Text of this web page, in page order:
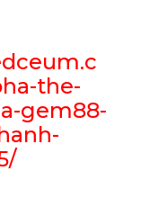
the-
gem88-